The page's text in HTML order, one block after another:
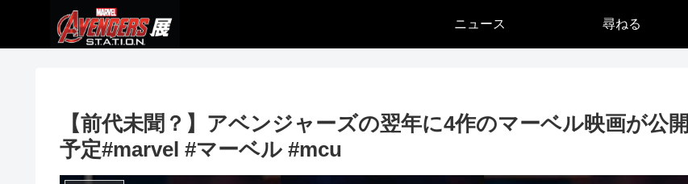
ニュース 尋ねる
【前代未聞？】アベンジャーズの翌年に4作のマーベル映画が公開
予定#marvel #マーベル #mcu